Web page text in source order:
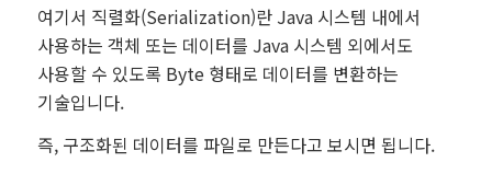
여기서 직렬화(Serialization)란 Java 시스템 내에서
사용하는 객체 또는 데이터를 Java 시스템 외에서도
사용할 수 있도록 Byte 형태로 데이터를 변환하는
기술입니다.
즉, 구조화된 데이터를 파일로 만든다고 보시면 됩니다.